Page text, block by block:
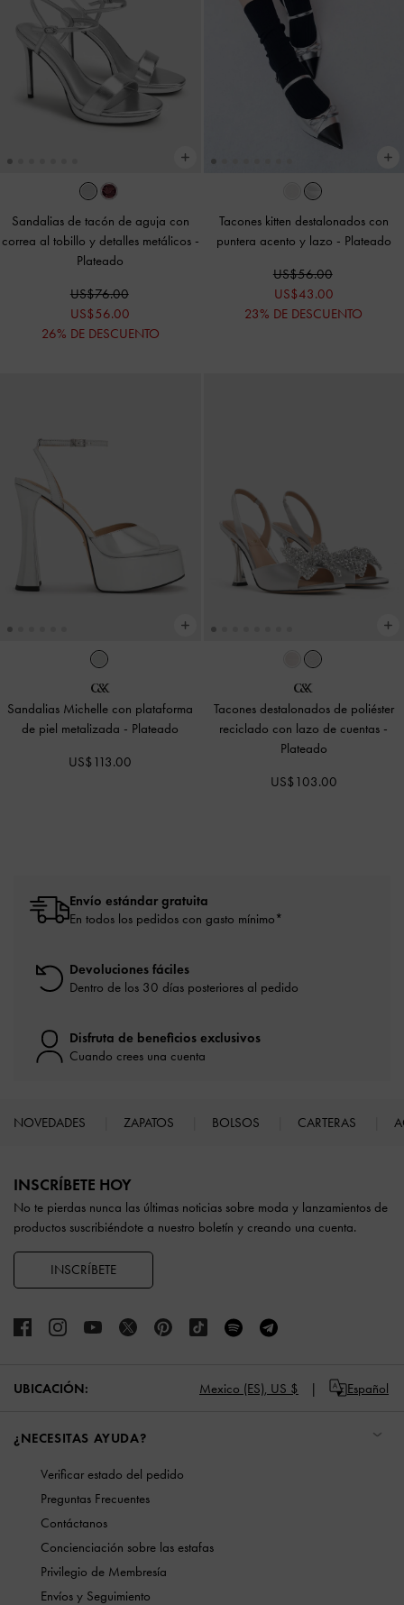
Sandalias de tacón de aguja con
correa al tobillo y detalles metálicos -
Plateado
US$76.00
US$56.00
26% DE DESCUENTO
Tacones kitten destalonados con
puntera acento y lazo - Plateado
US$56.00
US$43.00
23% DE DESCUENTO
Sandalias Michelle con plataforma
de piel metalizada - Plateado
US$113.00
Tacones destalonados de poliéster
reciclado con lazo de cuentas -
Plateado
US$103.00
Envío estándar gratuita
En todos los pedidos con gasto mínimo*
Devoluciones fáciles
Dentro de los 30 días posteriores al pedido
Disfruta de beneficios exclusivos
Cuando crees una cuenta
NOVEDADES ZAPATOS BOLSOS CARTERAS
INSCRÍBETE HOY
No te pierdas nunca las últimas noticias sobre moda y lanzamientos de
productos suscribiéndote a nuestro boletín y creando una cuenta.
INSCRÍBETE
UBICACIÓN: Mexico (ES), US $ Español
¿NECESITAS AYUDA?
Verificar estado del pedido
Preguntas Frecuentes
Contáctanos
Concienciación sobre las estafas
Privilegio de Membresía
Envíos y Seguimiento